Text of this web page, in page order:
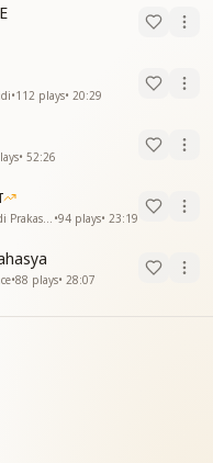
•112 plays• 20:29
• 52:26
•94 plays• 23:19
•88 plays• 28:07